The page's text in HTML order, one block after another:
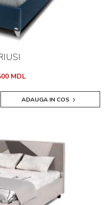
MDL
ADAUGA IN COS